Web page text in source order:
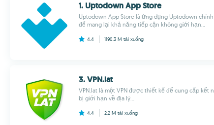
1. Uptodown App Store
Uptodown App Store là ứng dụng Uptodown
để mang lại khả năng tiếp cận không giới hạn...
4.4 1190.3 M tải xuống
3. VPN.lat
VPN.lat là một VPN được thiết kế để cung cấp kết
bị giới hạn về địa lý...
4.4 2.2 M tải xuống